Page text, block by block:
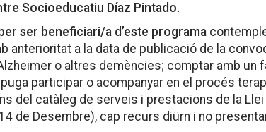
Socioeducatiu Díaz Pintado.
ser beneficiari/a d’este programa
anterioritat a la data de publicació de la
o altres demències; comptar amb un
participar o acompanyar en el procés
del catàleg de serveis i prestacions de la
de Desembre), cap recurs diürn i no